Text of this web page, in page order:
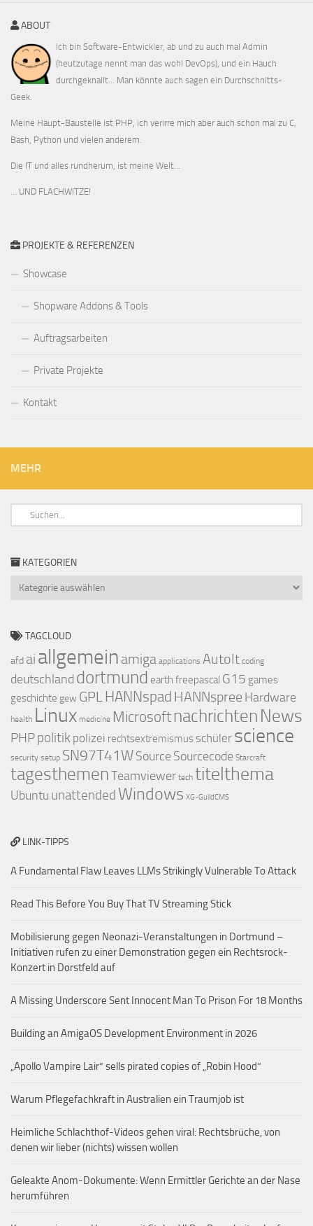
ABOUT
Ich bin Software-Entwickler, ab und zu auch mal Admin
(heutzutage nennt man das wohl DevOps), und ein Hauch
durchgeknallt... Man könnte auch sagen ein Durchschnitts-
Geek.
Meine Haupt-Baustelle ist PHP, ich verirre mich aber auch schon mal zu C,
Bash, Python und vielen anderem.
Die IT und alles rundherum, ist meine Welt...
… UND FLACHWITZE!
PROJEKTE & REFERENZEN
Showcase
Shopware Addons & Tools
Auftragsarbeiten
Private Projekte
Kontakt
MEHR
KATEGORIEN
TAGCLOUD
afd ai allgemein amiga applications AutoIt coding
deutschland dortmund earth freepascal G15 games
geschichte gew GPL HANNspad HANNspree Hardware
health Linux medicine Microsoft nachrichten News
PHPpolitik polizei rechtsextremismus schüler science
security setup SN97T41WSource Sourcecode Starcraft
tagesthemenTeamviewer tech titelthema
Ubuntu unattended Windows XG-GuildCMS
LINK-TIPPS
A Fundamental Flaw Leaves LLMs Strikingly Vulnerable To Attack
Read This Before You Buy That TV Streaming Stick
Mobilisierung gegen Neonazi-Veranstaltungen in Dortmund –
Initiativen rufen zu einer Demonstration gegen ein Rechtsrock-
Konzert in Dorstfeld auf
A Missing Underscore Sent Innocent Man To Prison For 18 Months
Building an AmigaOS Development Environment in 2026
„Apollo Vampire Lair“ sells pirated copies of „Robin Hood“
Warum Pflegefachkraft in Australien ein Traumjob ist
Heimliche Schlachthof-Videos gehen viral: Rechtsbrüche, von
denen wir lieber (nichts) wissen wollen
Geleakte Anom-Dokumente: Wenn Ermittler Gerichte an der Nase
herumführen